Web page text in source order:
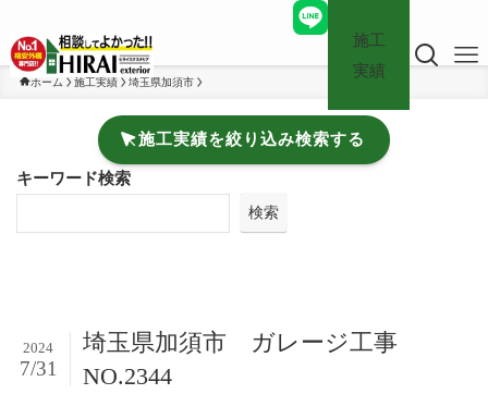
施工
実績
ホーム 施工実績 埼玉県加須市
施工実績を絞り込み検索する
キーワード検索
検索
埼玉県加須市 ガレージ工事
NO.2344
2024
7/31